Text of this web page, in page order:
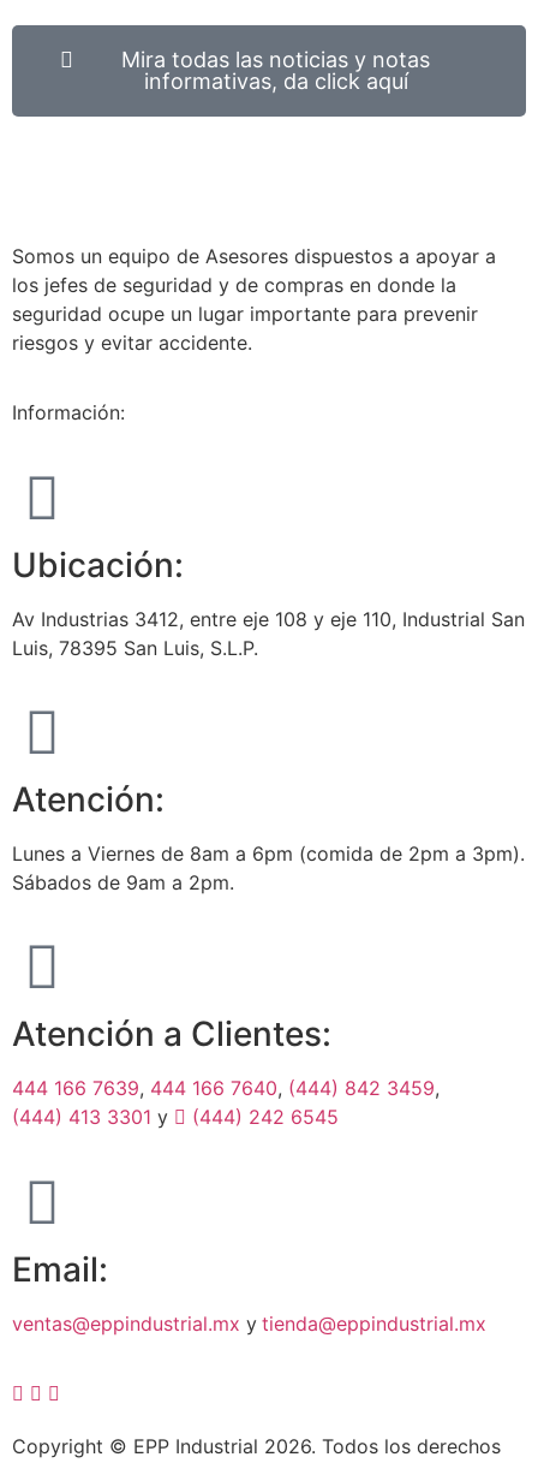
Mira todas las noticias y notas
informativas, da click aquí
Somos un equipo de Asesores dispuestos a apoyar a
los jefes de seguridad y de compras en donde la
seguridad ocupe un lugar importante para prevenir
riesgos y evitar accidente.
Información:
Ubicación:
Av Industrias 3412, entre eje 108 y eje 110, Industrial San
Luis, 78395 San Luis, S.L.P.
Atención:
Lunes a Viernes de 8am a 6pm (comida de 2pm a 3pm).
Sábados de 9am a 2pm.
Atención a Clientes:
444 166 7639, 444 166 7640, (444) 842 3459,
(444) 413 3301 y (444) 242 6545
Email:
ventas@eppindustrial.mx y tienda@eppindustrial.mx
Copyright © EPP Industrial 2026. Todos los derechos